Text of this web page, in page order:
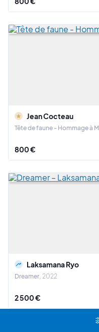
Jean Cocteau
Tête de faune - Hommage à
800 €
Laksamana Ryo
Dreamer 2022
2 500 €